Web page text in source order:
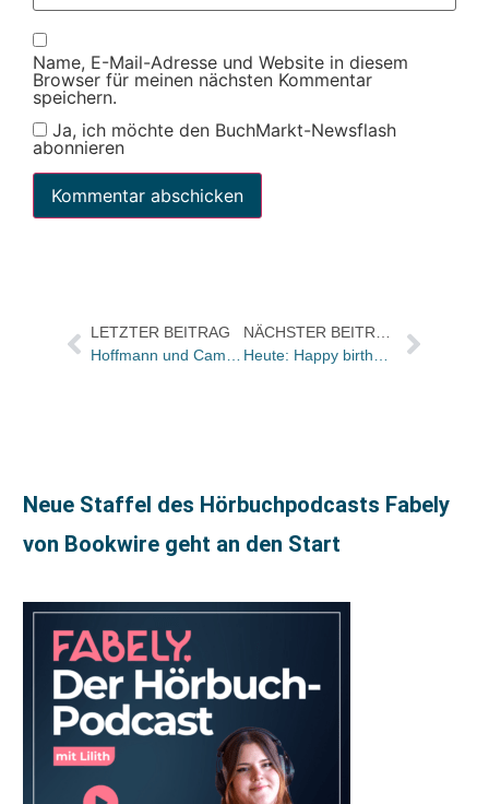
Name, E-Mail-Adresse und Website in diesem
Browser für meinen nächsten Kommentar
speichern.
Ja, ich möchte den BuchMarkt-Newsflash
abonnieren
LETZTER BEITRAG
Neue Staffel des Hörbuchpodcasts Fabely
von Bookwire geht an den Start